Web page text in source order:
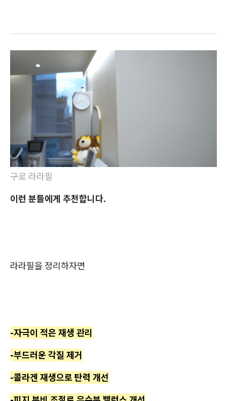
구로 라라필
이런 분들에게 추천합니다.
라라필을 정리하자면
-자극이 적은 재생 관리
-부드러운 각질 제거
-콜라겐 재생으로 탄력 개선